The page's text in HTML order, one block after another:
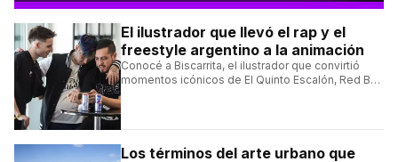
El ilustrador que llevó el rap y el
freestyle argentino a la animación
Conocé a Biscarrita, el ilustrador que convirtió
momentos icónicos de El Quinto Escalón, Red Bull
Los términos del arte urbano que